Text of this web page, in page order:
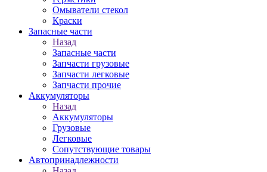
Омыватели стекол
Краски
Запасные части
Назад
Запасные части
Запчасти грузовые
Запчасти легковые
Запчасти прочие
Аккумуляторы
Назад
Аккумуляторы
Грузовые
Легковые
Сопутствующие товары
Автопринадлежности